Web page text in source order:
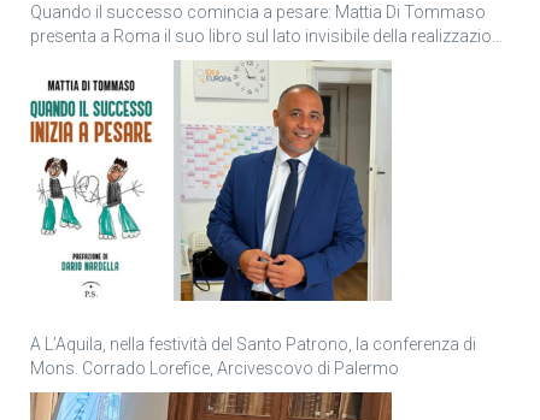
Quando il successo comincia a pesare: Mattia Di Tommaso
presenta a Roma il suo libro sul lato invisibile della realizzazione
A L’Aquila, nella festività del Santo Patrono, la conferenza di
Mons. Corrado Lorefice, Arcivescovo di Palermo